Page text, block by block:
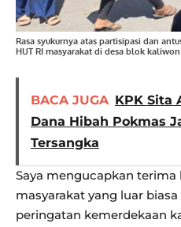
Rasa syukurnya atas partisipasi dan
HUT RI masyarakat di desa blok kaliwon
BACA JUGA KPK Sita
Dana Hibah Pokmas
Tersangka
Saya mengucapkan terima
masyarakat yang luar
peringatan kemerdekaan